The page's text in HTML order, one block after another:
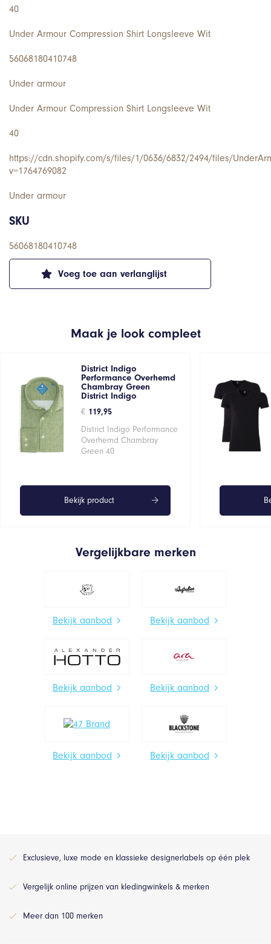
Voeg toe aan verlanglijst
40
Under Armour Compression Shirt Longsleeve Wit
56068180410748
Under armour
Under Armour Compression Shirt Longsleeve Wit
40
https://cdn.shopify.com/s/files/1/0636/6832/2494/files/
v=1764769082
Under armour
SKU
56068180410748
Maak je look compleet
District Indigo
Performance Overhemd
Chambray Green
District Indigo
€ 119,95
District Indigo Performance
Overhemd Chambray
Green 40
Bekijk product
Vergelijkbare merken
Bekijk aanbod Bekijk aanbod
Bekijk aanbod Bekijk aanbod
Bekijk aanbod Bekijk aanbod
Exclusieve, luxe mode en klassieke designerlabels op één plek
Vergelijk online prijzen van kledingwinkels & merken
Meer dan 100 merken